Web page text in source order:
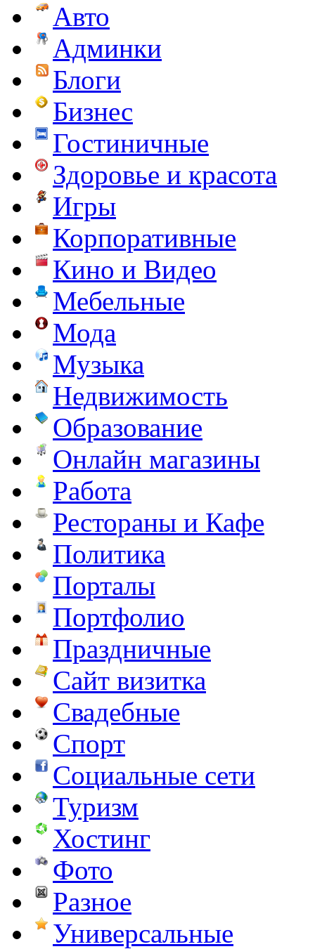
Авто
Админки
Блоги
Бизнес
Гостиничные
Здоровье и красота
Игры
Корпоративные
Кино и Видео
Мебельные
Мода
Музыка
Недвижимость
Образование
Онлайн магазины
Работа
Рестораны и Кафе
Политика
Порталы
Портфолио
Праздничные
Сайт визитка
Свадебные
Спорт
Социальные сети
Туризм
Хостинг
Фото
Разное
Универсальные